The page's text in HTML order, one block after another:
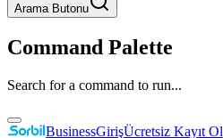
Arama Butonu
Command Palette
Search for a command to run...
BusinessGirişÜcretsiz Kayıt Ol